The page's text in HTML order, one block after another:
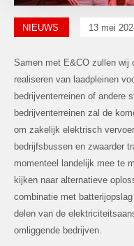
NIEUWS 13 mei
Samen met E&CO zullen wij
realiseren van laadpleinen
bedrijventerreinen of andere
bedrijventerreinen zal de
om zakelijk elektrisch
bedrijfsbussen en zwaarder
momenteel landelijk mee te
kijken naar alternatieve
combinatie met
delen van de
omliggende bedrijven.